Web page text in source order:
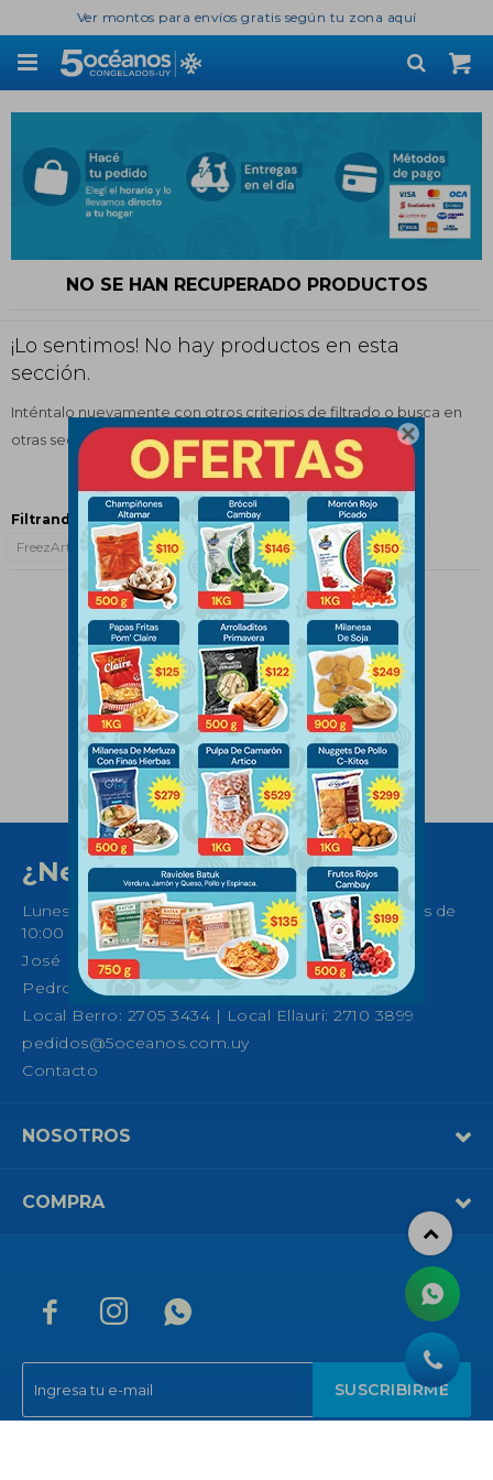

Ver montos para envíos gratis según tu zona aquí

NO SE HAN RECUPERADO PRODUCTOS
¡Lo sentimos! No hay productos en esta
sección.
Inténtalo nuevamente con otros criterios de filtrado o busca en
otras secciones de nuestro catálogo.
Filtrando por: Comidas preparadas
Especialidades
FreezArte
Quitar filtros
  
SUSCRIBIRME
¿Necesitas ayuda?
Lunes a Sábados de 08:30 a 21:00 horas y Domingos de
10:00 a 14:00
José Ellauri 558, Montevideo
Pedro Fco. Berro 1039, Montevideo
Local Berro: 2705 3434 | Local Ellauri: 2710 3899
pedidos@5oceanos.com.uy
Contacto
NOSOTROS
COMPRA